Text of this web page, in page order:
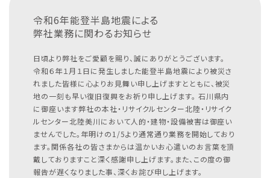
令和6年能登半島地震による
弊社業務に関わるお知らせ
日頃より弊社をご愛顧を賜り、誠にありがとうございます。
令和６年１月１日に発生しました能登半島地震により被災さ
れました皆様に心よりお見舞い申し上げますとともに、被災
地の一刻も早い復旧復興をお祈り申し上げます。 石川県内
に御座います弊社の本社・リサイクルセンター北陸・リサイク
ルセンター北陸美川において人的・建物・設備被害は御座い
ませんでした。年明けの1/5より通常通り業務を開始しており
ます。関係各社の皆さまからは温かいお心遣いのお言葉を頂
戴しておりますこと深く感謝申し上げます。また、この度の御
報告が遅くなりました事、深くお詫び申し上げます。